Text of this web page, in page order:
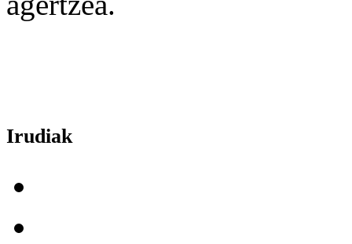
Irudiak